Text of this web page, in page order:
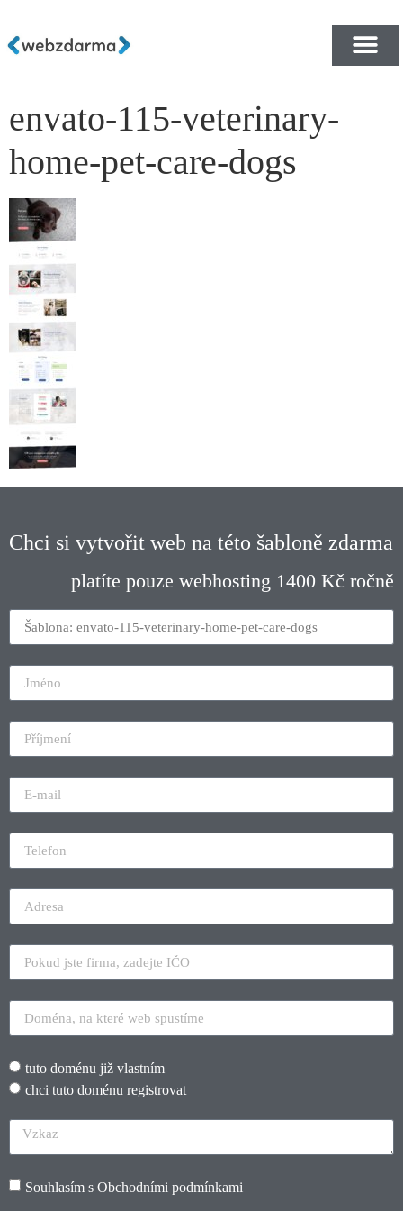
envato-115-veterinary-
home-pet-care-dogs
Chci si vytvořit web na této šabloně zdarma
platíte pouze webhosting 1400 Kč ročně
tuto doménu již vlastním
chci tuto doménu registrovat
Souhlasím s Obchodními podmínkami